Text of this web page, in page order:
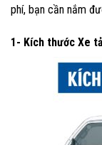
phí, bạn cần nắm
1- Kích thước Xe